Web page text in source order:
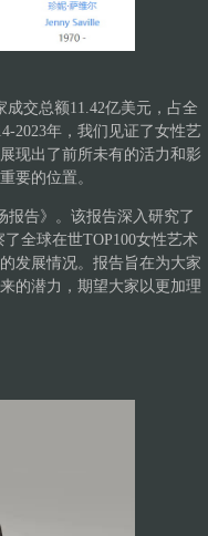
交总额11.42亿美元，占全
2023年，我们见证了女性艺
现出了前所未有的活力和影
要的位置。
报告》。该报告深入研究了
全球在世TOP100女性艺术
发展情况。报告旨在为大家
的潜力，期望大家以更加理